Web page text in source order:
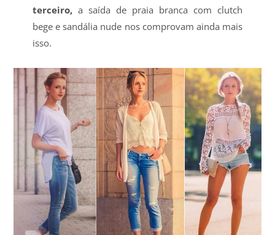
terceiro,a saída de praia branca com clutch
bege e sandália nude nos comprovam ainda mais
isso.